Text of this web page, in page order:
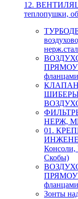
12.
теплопушки,
ШИБЕРЫ)
ФИЛЬТРЫ
НЕРЖ,
01.
Консоли,
Скобы)
Зонты